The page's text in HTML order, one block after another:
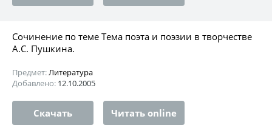
Сочинение по теме Тема поэта и поэзии в творчестве
А.С. Пушкина.
Предмет:Литература
Добавлено: 12.10.2005
Скачать Читать online